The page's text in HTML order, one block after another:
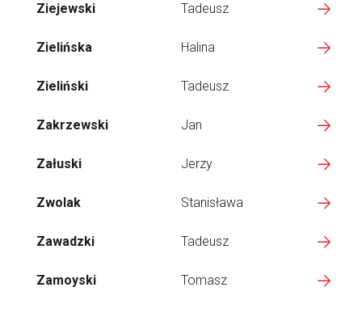
Ziejewski Tadeusz
Zielińska Halina
Zieliński Tadeusz
Zakrzewski Jan
Załuski Jerzy
Zwolak Stanisława
Zawadzki Tadeusz
Zamoyski Tomasz